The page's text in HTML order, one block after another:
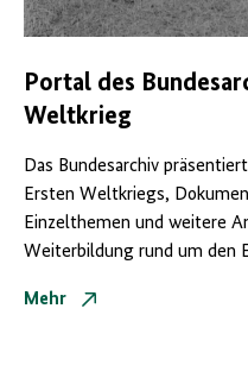
Portal des
Weltkrieg
Das Bundesarchiv
Ersten Weltkriegs,
Einzelthemen und weitere
Weiterbildung rund um den
Mehr